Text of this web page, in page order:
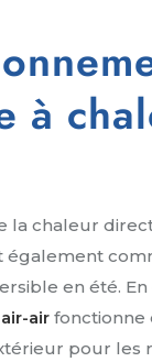
à
la chaleur
également
en été. En
air fonctionne
pour les